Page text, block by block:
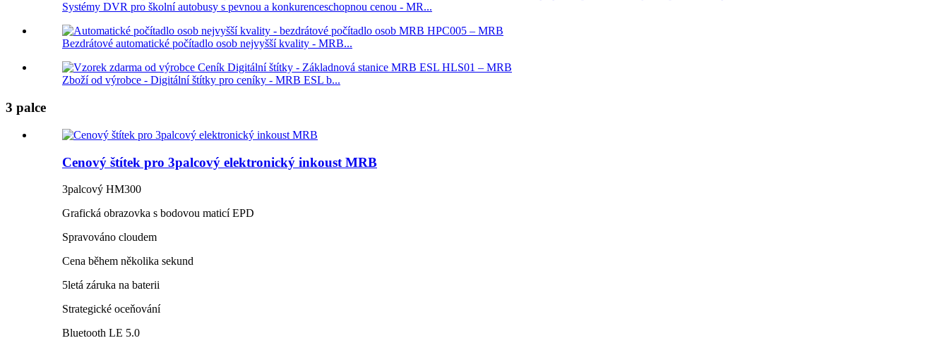
Systémy DVR pro školní autobusy s pevnou a konkurenceschopnou cenou - MR...
Bezdrátové automatické počítadlo osob nejvyšší kvality - MRB...
Zboží od výrobce - Digitální štítky pro ceníky - MRB ESL b...
3 palce
Cenový štítek pro 3palcový elektronický inkoust MRB
3palcový HM300
Grafická obrazovka s bodovou maticí EPD
Spravováno cloudem
Cena během několika sekund
5letá záruka na baterii
Strategické oceňování
Bluetooth LE 5.0